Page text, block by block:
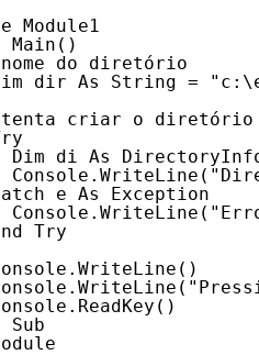
Module1
Main()
do diretório
dir As String =
criar o diretório
Dim di As
e As Exception
Try
Sub